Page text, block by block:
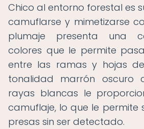
Chico al entorno forestal es
camuflarse y mimetizarse
plumaje presenta una
colores que le permite
entre las ramas y hojas
tonalidad marrón oscuro
rayas blancas le
camuflaje, lo que le permite
presas sin ser detectado.